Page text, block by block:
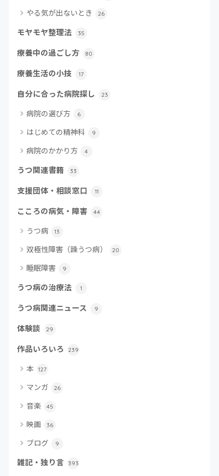
やる気が出ないとき 26
モヤモヤ整理法 35
療養中の過ごし方 80
療養生活の小技 17
自分に合った病院探し 23
病院の選び方 6
はじめての精神科 9
病院のかかり方 4
うつ関連書籍 33
支援団体・相談窓口 11
こころの病気・障害 44
うつ病 13
双極性障害（躁うつ病） 20
睡眠障害 9
うつ病の治療法 1
うつ病関連ニュース 9
体験談 29
作品いろいろ 239
本 127
マンガ 26
音楽 45
映画 36
ブログ 9
雑記・独り言 393